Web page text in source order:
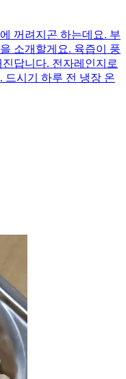
꺼려지곤 하는데요. 부
소개할게요. 육즙이 풍
답니다. 전자레인지로
드시기 하루 전 냉장 온